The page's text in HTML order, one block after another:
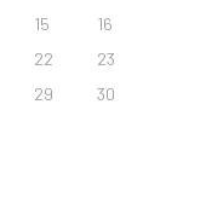
15
16
22
23
29
30